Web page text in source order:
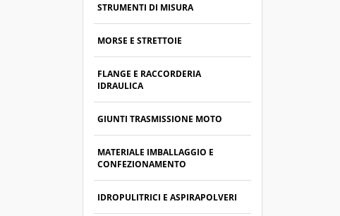
STRUMENTI DI MISURA
MORSE E STRETTOIE
FLANGE E RACCORDERIA
IDRAULICA
GIUNTI TRASMISSIONE MOTO
MATERIALE IMBALLAGGIO E
CONFEZIONAMENTO
IDROPULITRICI E ASPIRAPOLVERI